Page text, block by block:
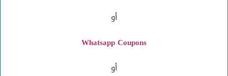
أو
Whatsapp Coupons
أو